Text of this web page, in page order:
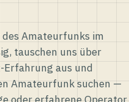
Amateurfunks im
tauschen uns über
Erfahrung aus und
Amateurfunk suchen —